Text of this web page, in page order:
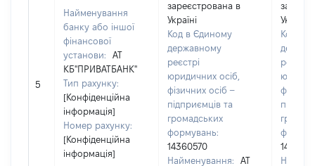
5
Найменування
банку або іншої
фінансової
установи:
АТ
КБ"ПРИВАТБАНК"
Тип рахунку:
[Конфіденційна
інформація]
Номер рахунку:
[Конфіденційна
інформація]
зареєстрована в
Україні
Код в Єдиному
державному
реєстрі
юридичних осіб,
фізичних осіб –
підприємців та
громадських
формувань:
14360570
Найменування:
АТ
Україні
Код в
реєстрі